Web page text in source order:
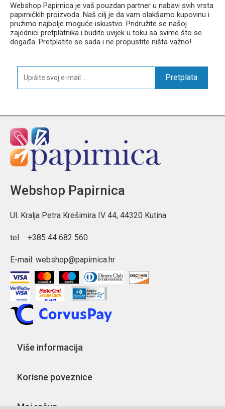
Webshop Papirnica je vaš pouzdan partner u nabavi svih vrsta
papirničkih proizvoda. Naš cilj je da vam olakšamo kupovinu i
pružimo najbolje moguće iskustvo. Pridružite se našoj
zajednici pretplatnika i budite uvijek u toku sa svime što se
događa. Pretplatite se sada i ne propustite ništa važno!
Pretplata
Webshop Papirnica
Ul. Kralja Petra Krešimira IV 44, 44320 Kutina
tel. +385 44 682 560
E-mail: webshop@papirnica.hr
Više informacija
Korisne poveznice
Moj račun